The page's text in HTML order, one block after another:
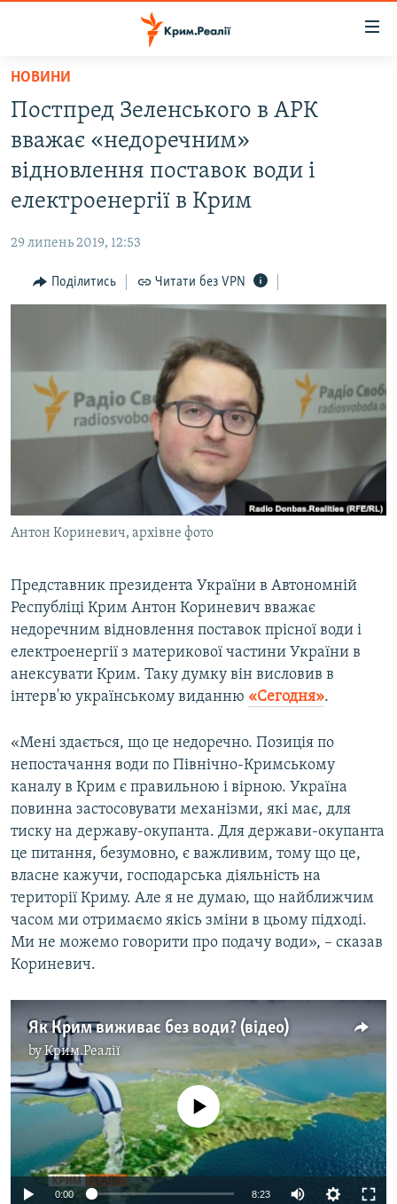
Перейти
основного
матеріалу
Перейти
до
основної
Перейти
пошуку
ВОДА.КРИМ
ВІДЕО ТА ФОТО
ІНТЕРВ'Ю
ДЕПОРТАЦІЯ
ВІДЕОУРОКИ «ELIFBE»
УКРАЇНСЬКА ПРОБЛЕМА КРИМУ
ІНФОГРАФІКА
ЯК ОБІЙТИ БЛОКУВАННЯ
Русский
ДОЛУЧАЙСЯ!
Усі сайти RFE/RL
НОВИНИ
Постпред Зеленського в АРК
вважає «недоречним»
відновлення поставок води і
електроенергії в Крим
29 липень 2019, 12:53
Поділитись Читати без VPN
Антон Кориневич, архівне фото
Представник президента України в Автономній
Республіці Крим Антон Кориневич вважає
недоречним відновлення поставок прісної води і
електроенергії з материкової частини України в
анексувати Крим. Таку думку він висловив в
інтерв'ю українському виданню «Сегодня».
«Мені здається, що це недоречно. Позиція по
непостачання води по Північно-Кримському
каналу в Крим є правильною і вірною. Україна
повинна застосовувати механізми, які має, для
тиску на державу-окупанта. Для держави-окупанта
це питання, безумовно, є важливим, тому що це,
власне кажучи, господарська діяльність на
території Криму. Але я не думаю, що найближчим
часом ми отримаємо якісь зміни в цьому підході.
Ми не можемо говорити про подачу води», – сказав
Кориневич.
Як Крим виживає без води? (відео)
byКрим.Реалії
No media source currently available
0:00 8:23